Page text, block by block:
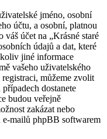
jméno, osobní
účtu, a osobní, platnou
váš účet na „Krásné staré
údajů a dat, které
jiné informace
vašeho uživatelského
registraci, můžeme zvolit
dostanete
budou veřejně
zakázat nebo
mailů phpBB softwarem